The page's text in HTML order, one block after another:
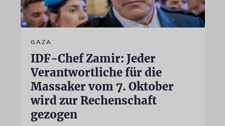
GAZA
IDF-Chef Zamir: Jeder
Verantwortliche für die
Massaker vom 7. Oktober
wird zur Rechenschaft
gezogen